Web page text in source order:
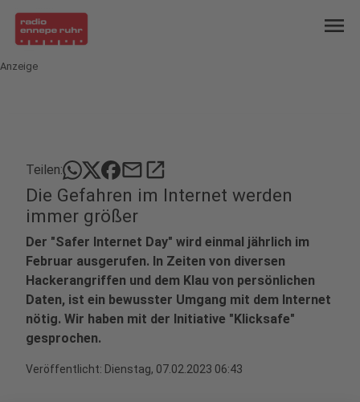
menu
Anzeige
Teilen: mailopen_in_new
Die Gefahren im Internet werden
immer größer
Der "Safer Internet Day" wird einmal jährlich im
Februar ausgerufen. In Zeiten von diversen
Hackerangriffen und dem Klau von persönlichen
Daten, ist ein bewusster Umgang mit dem Internet
nötig. Wir haben mit der Initiative "Klicksafe"
gesprochen.
Veröffentlicht: Dienstag, 07.02.2023 06:43